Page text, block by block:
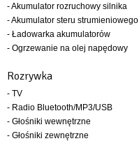
- Akumulator rozruchowy silnika
- Akumulator steru strumieniowego
- Ładowarka akumulatorów
- Ogrzewanie na olej napędowy
Rozrywka
- TV
- Radio Bluetooth/MP3/USB
- Głośniki wewnętrzne
- Głośniki zewnętrzne